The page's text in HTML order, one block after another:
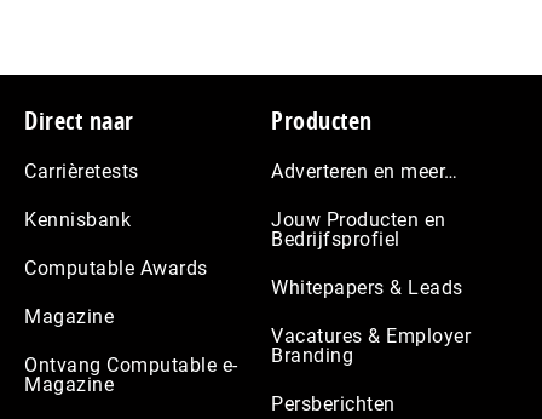
Footer
Direct naar
Carrièretests
Kennisbank
Computable Awards
Magazine
Ontvang Computable e-
Magazine
Producten
Adverteren en meer…
Jouw Producten en
Bedrijfsprofiel
Whitepapers & Leads
Vacatures & Employer
Branding
Persberichten